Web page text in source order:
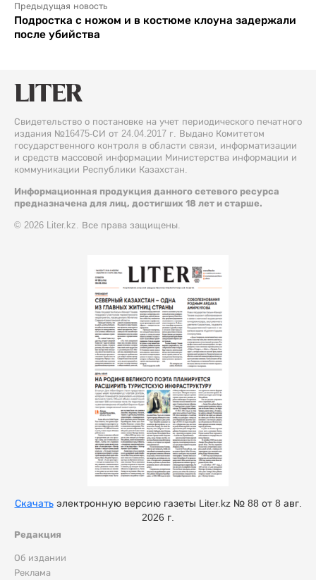
Предыдущая новость
Подростка с ножом и в костюме клоуна задержали
после убийства
Свидетельство о постановке на учет периодического печатного
издания №16475-СИ от 24.04.2017 г. Выдано Комитетом
государственного контроля в области связи, информатизации
и средств массовой информации Министерства информации и
коммуникации Республики Казахстан.
Информационная продукция данного сетевого ресурса
предназначена для лиц, достигших 18 лет и старше.
© 2026 Liter.kz. Все права защищены.
Редакция
Об издании
Реклама
Скачатьэлектронную версию газеты Liter.kz № 88 от 8 авг.
2026 г.